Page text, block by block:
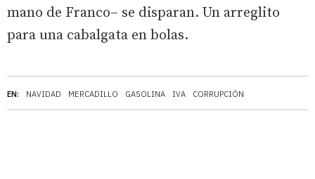
EN: NAVIDAD MERCADILLO GASOLINA IVA CORRUPCIÓN
mano de Franco– se disparan. Un arreglito
para una cabalgata en bolas.